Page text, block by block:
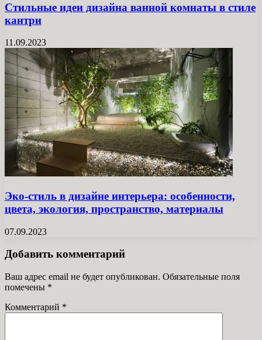
Стильные идеи дизайна ванной комнаты в стиле
кантри
11.09.2023
Эко-стиль в дизайне интерьера: особенности,
цвета, экология, пространство, материалы
07.09.2023
Добавить комментарий
Ваш адрес email не будет опубликован. Обязательные поля
помечены *
Комментарий *